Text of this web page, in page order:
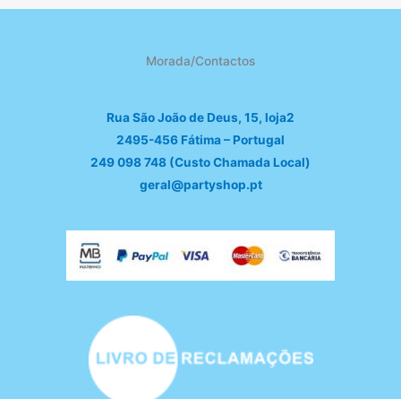
Morada/Contactos
Rua São João de Deus, 15, loja2
2495-456 Fátima – Portugal
249 098 748 (Custo Chamada Local)
geral@partyshop.pt